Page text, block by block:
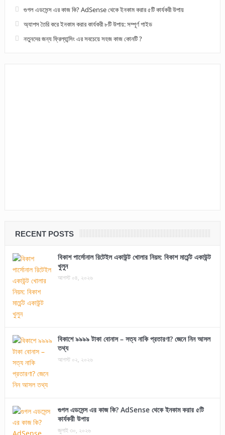
গুগল এডসেন্স এর কাজ কি? AdSense থেকে ইনকাম করার ৫টি কার্যকরী উপায়
অ্যাপস তৈরি করে ইনকাম করার কার্যকরী ৮টি উপায়: সম্পূর্ণ গাইড
নতুনদের জন্য ফ্রিল্যান্সিং এর সবচেয়ে সহজ কাজ কোনটি ?
RECENT POSTS
বিকাশ পার্সোনাল রিটেইল একাউন্ট খোলার নিয়ম: বিকাশ মার্চেন্ট একাউন্ট
খুলুন
আগস্ট ০৪, ২০২৬
বিকাশে ৯৯৯৯ টাকা বোনাস – সত্য নাকি প্রতারণা? জেনে নিন আসল
তথ্য
আগস্ট ০২, ২০২৬
গুগল এডসেন্স এর কাজ কি? AdSense থেকে ইনকাম করার ৫টি
কার্যকরী উপায়
জুলাই ৩০, ২০২৬